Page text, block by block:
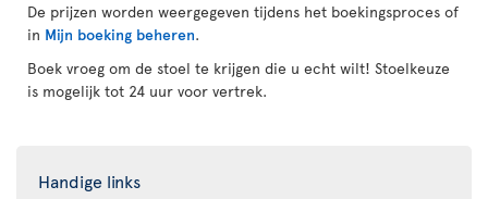
De prijzen worden weergegeven tijdens het boekingsproces of
in Mijn boeking beheren.
Boek vroeg om de stoel te krijgen die u echt wilt! Stoelkeuze
is mogelijk tot 24 uur voor vertrek.
Handige links